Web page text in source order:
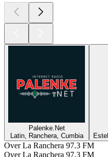
Palenke.Net
Latin, Ranchera, Cumbia
Over La Ranchera 97.3 FM
Over La Ranchera 97.3 FM